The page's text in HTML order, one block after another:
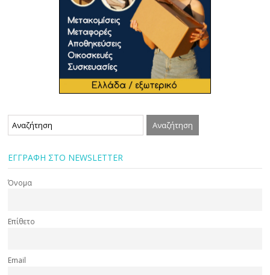
ΕΓΓΡΑΦΗ ΣΤΟ NEWSLETTER
Όνομα
Επίθετο
Email